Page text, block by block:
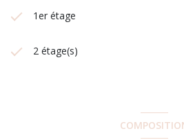
1er étage
2 étage(s)